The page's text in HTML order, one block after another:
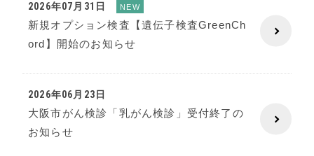
2026年07月31日 NEW
新規オプション検査【遺伝子検査GreenCh
ord】開始のお知らせ
2026年06月23日
大阪市がん検診「乳がん検診」受付終了の
お知らせ